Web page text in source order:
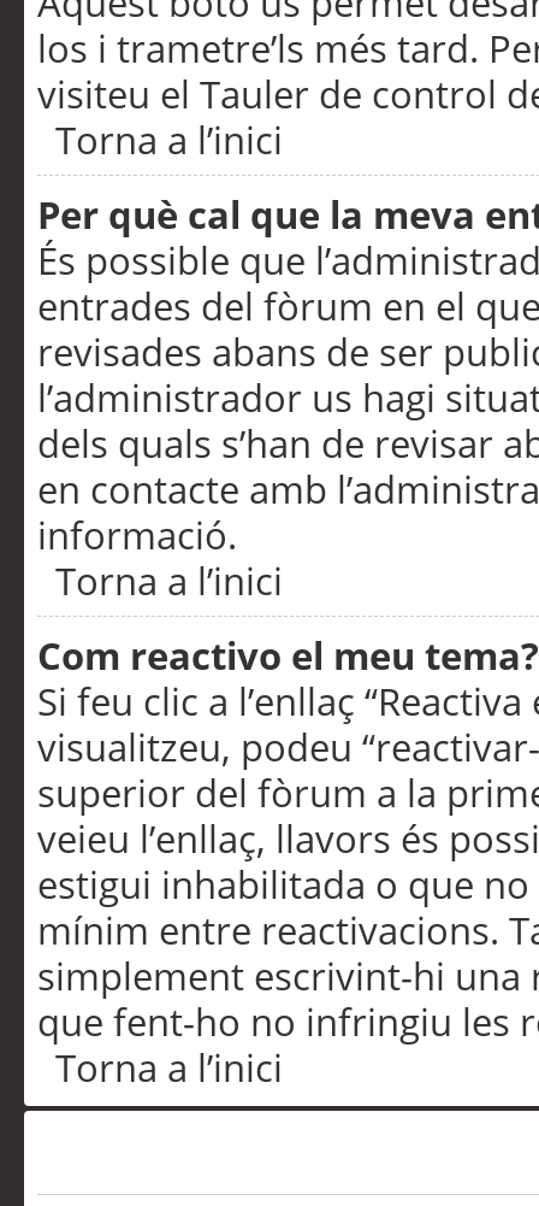
los i trametre’ls més tard.
visiteu el Tauler de control
Torna a l’inici
Per què cal que la meva
És possible que
entrades del fòrum en el
revisades abans de ser
l’administrador us hagi
dels quals s’han de revisar
en contacte amb
informació.
Torna a l’inici
Com reactivo el meu tema?
Si feu clic a l’enllaç
visualitzeu, podeu
superior del fòrum a la
veieu l’enllaç, llavors és
estigui inhabilitada o que
mínim entre reactivacions.
simplement escrivint-hi una
que fent-ho no infringiu les
Torna a l’inici